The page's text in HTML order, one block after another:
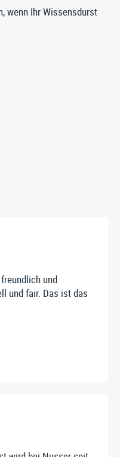
wenn Ihr Wissensdurst
und
und fair. Das ist das